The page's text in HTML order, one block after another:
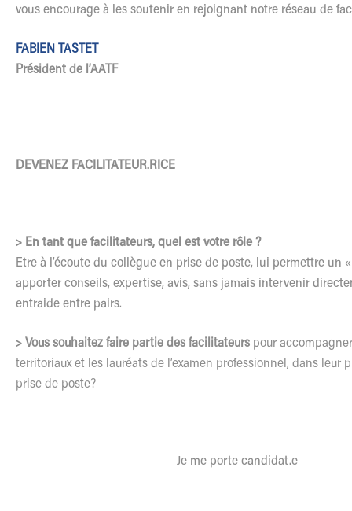
vous encourage à les soutenir en rejoignant notre réseau de
FABIEN TASTET
Président de l’AATF
DEVENEZ FACILITATEUR.RICE
> En tant que facilitateurs, quel est votre rôle ?
Etre à l’écoute du collègue en prise de poste, lui permettre un
apporter conseils, expertise, avis, sans jamais intervenir
entraide entre pairs.
> Vous souhaitez faire partie des facilitateurs pour
territoriaux et les lauréats de l’examen professionnel, dans leur
prise de poste?
Je me porte candidat.e